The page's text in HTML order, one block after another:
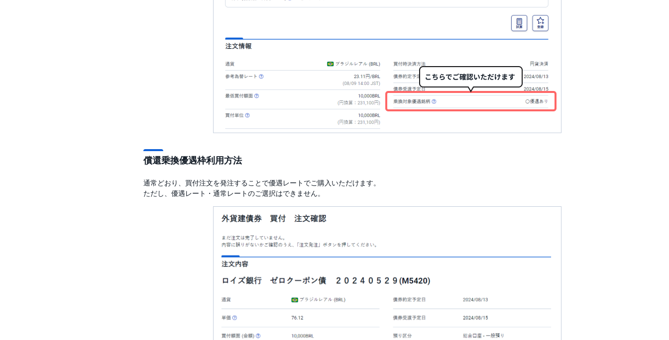
償還乗換優遇枠利用方法
通常どおり、買付注文を発注することで優遇レートでご購入いただけます。
ただし、優遇レート・通常レートのご選択はできません。